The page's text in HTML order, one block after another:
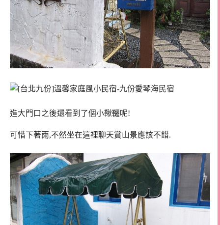
進大門口之後還看到了個小鞦韆呢!
可惜下著雨,不然坐在這裡聊天賞山景應該不錯.